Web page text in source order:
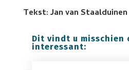
Tekst: Jan van Staalduinen
Dit vindt u misschien
interessant: